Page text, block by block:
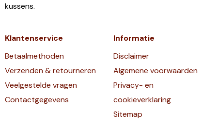
kussens.
Klantenservice
Betaalmethoden
Verzenden & retourneren
Veelgestelde vragen
Contactgegevens
Informatie
Disclaimer
Algemene voorwaarden
Privacy- en
cookieverklaring
Sitemap